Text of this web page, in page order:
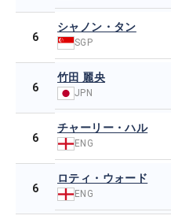
6
シャノン・タン
SGP
6
竹田 麗央
JPN
6
チャーリー・ハル
ENG
6
ロティ・ウォード
ENG